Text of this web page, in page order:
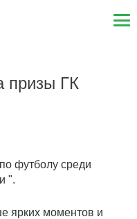
призы ГК
футболу среди
".
ярких моментов и